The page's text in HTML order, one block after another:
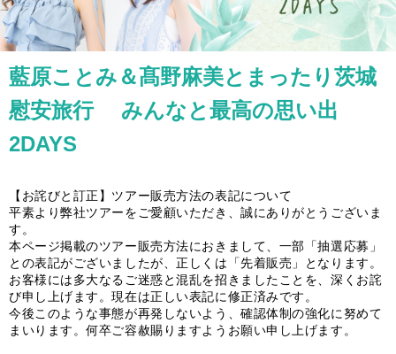
藍原ことみ＆髙野麻美とまったり茨城
慰安旅行 みんなと最高の思い出
2DAYS
【お詫びと訂正】ツアー販売方法の表記について
平素より弊社ツアーをご愛顧いただき、誠にありがとうございま
す。
本ページ掲載のツアー販売方法におきまして、一部「抽選応募」
との表記がございましたが、正しくは「先着販売」となります。
お客様には多大なるご迷惑と混乱を招きましたことを、深くお詫
び申し上げます。現在は正しい表記に修正済みです。
今後このような事態が再発しないよう、確認体制の強化に努めて
まいります。何卒ご容赦賜りますようお願い申し上げます。